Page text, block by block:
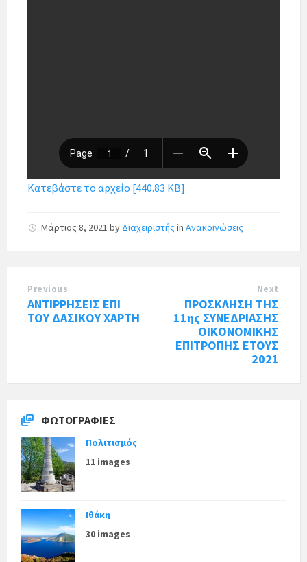
Κατεβάστε το αρχείο [440.83 KB]
Μάρτιος 8, 2021 by Διαχειριστής in Ανακοινώσεις
Previous
ΑΝΤΙΡΡΗΣΕΙΣ ΕΠΙ
ΤΟΥ ΔΑΣΙΚΟΥ ΧΑΡΤΗ
Next
ΠΡΟΣΚΛΗΣΗ ΤΗΣ
11ης ΣΥΝΕΔΡΙΑΣΗΣ
ΟΙΚΟΝΟΜΙΚΗΣ
ΕΠΙΤΡΟΠΗΣ ΕΤΟΥΣ
2021
ΦΩΤΟΓΡΑΦΊΕΣ
Πολιτισμός
11 images
Ιθάκη
30 images